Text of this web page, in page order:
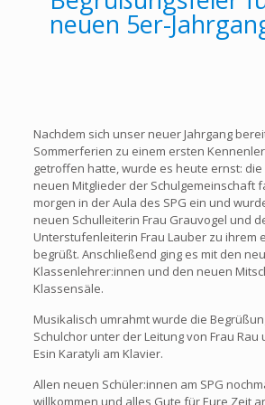
neuen 5er-
Nachdem sich unser neuer Jahrgang
Sommerferien zu einem ersten
getroffen hatte, wurde es heute ernst: die
neuen Mitglieder der Schulgemeinschaft
morgen in der Aula des SPG ein und
neuen Schulleiterin Frau Grauvogel und
Unterstufenleiterin Frau Lauber zu ihrem
begrüßt. Anschließend ging es mit den
Klassenlehrer:innen und den neuen
Klassensäle.
Musikalisch umrahmt wurde die
Schulchor unter der Leitung von Frau Rau
Esin Karatyli am Klavier.
Allen neuen Schüler:innen am SPG
willkommen und alles Gute für Eure Zeit